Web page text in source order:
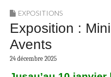
EXPOSITIONS
Exposition :
Avents
24 décembre 2025